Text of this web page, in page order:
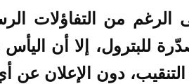
الرغم من التفاؤلات
للبترول، إلا أن
دون الإعلان عن